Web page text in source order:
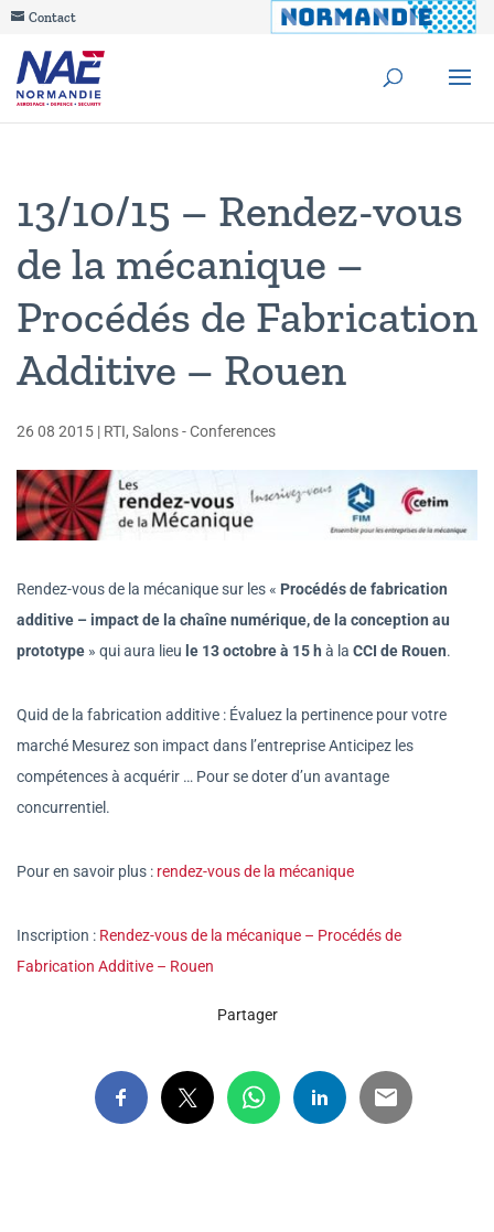
Contact
13/10/15 – Rendez-vous
de la mécanique –
Procédés de Fabrication
Additive – Rouen
26 08 2015 | RTI, Salons - Conferences
Rendez-vous de la mécanique sur les « Procédés de fabrication
additive – impact de la chaîne numérique, de la conception au
prototype » qui aura lieu le 13 octobre à 15 h à la CCI de Rouen.
Quid de la fabrication additive : Évaluez la pertinence pour votre
marché Mesurez son impact dans l’entreprise Anticipez les
compétences à acquérir … Pour se doter d’un avantage
concurrentiel.
Pour en savoir plus : rendez-vous de la mécanique
Inscription : Rendez-vous de la mécanique – Procédés de
Fabrication Additive – Rouen
Partager